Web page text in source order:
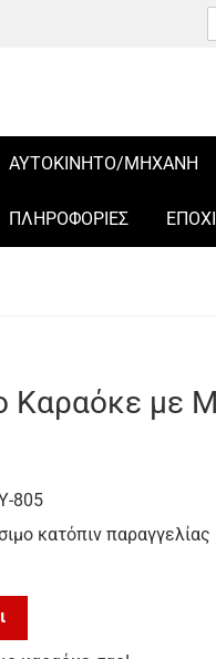
ΑΥΤΟΚΙΝΗΤΟ/ΜΗΧΑΝΗ
ΠΛΗΡΟΦΟΡΙΕΣ
Καραόκε με
805
κατόπιν παραγγελίας